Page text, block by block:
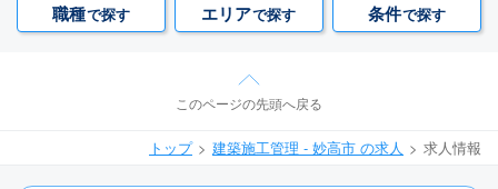
職種で探す エリアで探す 条件で探す
このページの先頭へ戻る
トップ 建築施工管理 - 妙高市 の求人 求人情報